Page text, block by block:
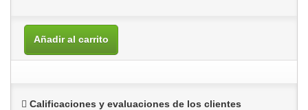
Añadir al carrito
Calificaciones y evaluaciones de los clientes